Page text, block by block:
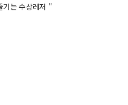
기는 수상레저 ''